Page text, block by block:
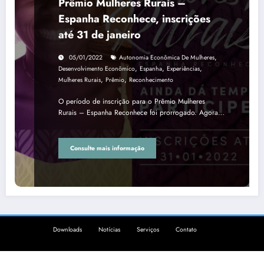
Prêmio Mulheres Rurais –
Espanha Reconhece, inscrições
até 31 de janeiro
05/01/2022 Autonomia Econômica De Mulheres,
Desenvolvimento Econômico,Espanha, Experiências,
Mulheres Rurais, Prêmio, Reconhecimento
O período de inscrição para o Prêmio Mulheres
Rurais – Espanha Reconhece foi prorrogado. Agora…
Consulte mais informação
Downloads Notícias Serviços Contato